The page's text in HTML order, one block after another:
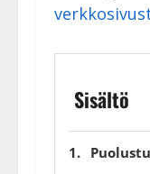
Sisältö